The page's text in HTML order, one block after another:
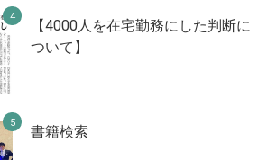
【4000人を在宅勤務にした判断に
ついて】
書籍検索